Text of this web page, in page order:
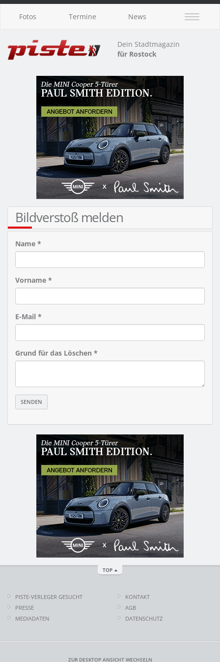
Fotos Termine News
Dein Stadtmagazin
für Rostock
Bildverstoß melden
Name *
Vorname *
E-Mail *
Grund für das Löschen *
TOP
PISTE-VERLEGER GESUCHT
PRESSE
MEDIADATEN
KONTAKT
AGB
DATENSCHUTZ
ZUR DESKTOP ANSICHT WECHSELN